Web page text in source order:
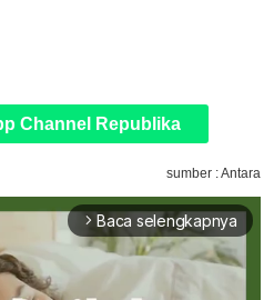
Channel Republika
sumber : Antara
arrow_forward_ios Baca selengkapnya